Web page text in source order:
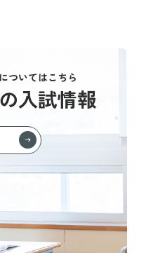
ついてはこちら
入試情報